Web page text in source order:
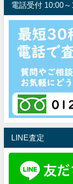
電話受付 10:00
LINE査定